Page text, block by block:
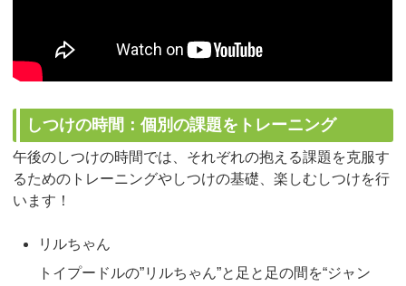
しつけの時間：個別の課題をトレーニング
午後のしつけの時間では、それぞれの抱える課題を克服す
るためのトレーニングやしつけの基礎、楽しむしつけを行
います！
リルちゃん
トイプードルの”リルちゃん”と足と足の間を“ジャン